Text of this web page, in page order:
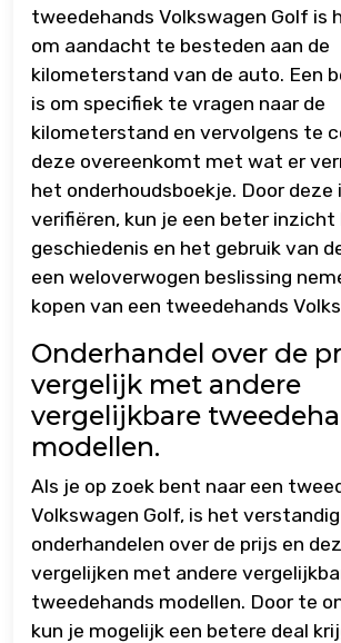
tweedehands Volkswagen Golf is
om aandacht te besteden aan de
kilometerstand van de auto. Een
is om specifiek te vragen naar de
kilometerstand en vervolgens te
deze overeenkomt met wat er
het onderhoudsboekje. Door
verifiëren, kun je een beter inzicht
geschiedenis en het gebruik van
een weloverwogen beslissing
kopen van een tweedehands
Onderhandel over de
vergelijk met andere
vergelijkbare
modellen.
Als je op zoek bent naar een
Volkswagen Golf, is het
onderhandelen over de prijs en
vergelijken met andere
tweedehands modellen. Door te
kun je mogelijk een betere deal